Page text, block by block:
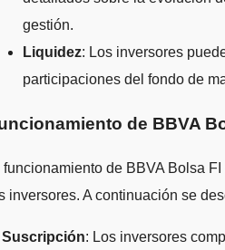
gestión.
Liquidez: Los inversores
participaciones del fondo de
de BBVA
funcionamiento de BBVA Bolsa
inversores. A continuación se
Suscripción: Los inversores